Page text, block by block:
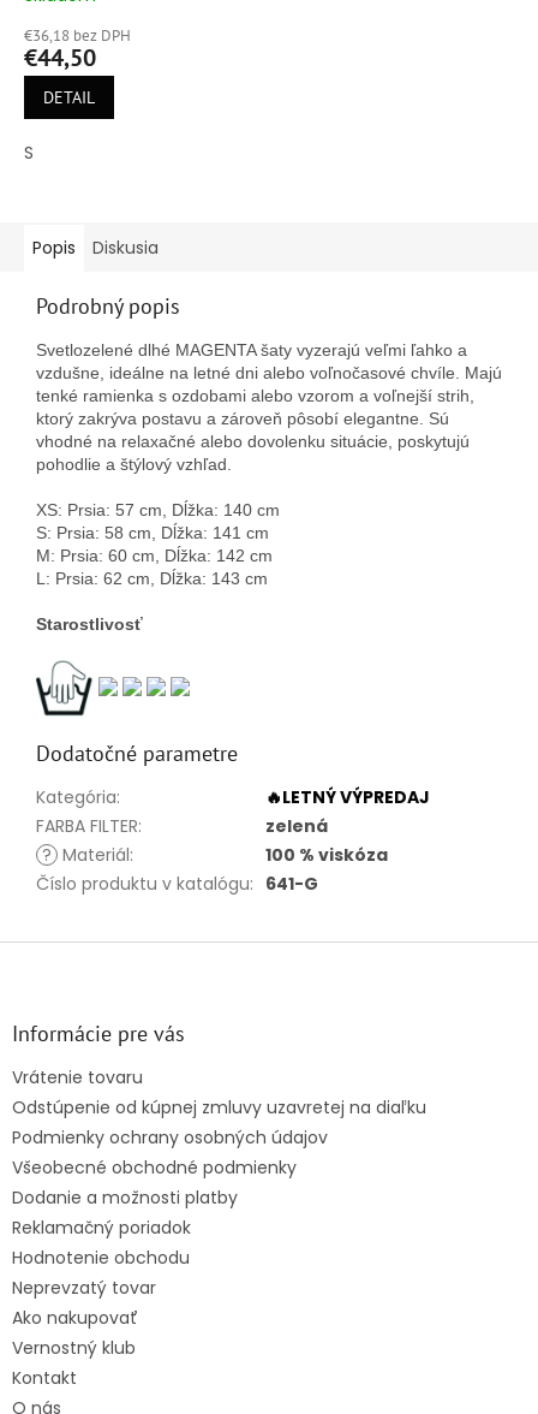
produktu
je
4,9
hviezdičiek.
€36,18 bez DPH
€44,50
DETAIL
S
Popis Diskusia
Podrobný popis
Svetlozelené dlhé MAGENTA šaty vyzerajú veľmi ľahko a
vzdušne, ideálne na letné dni alebo voľnočasové chvíle. Majú
tenké ramienka s ozdobami alebo vzorom a voľnejší strih,
ktorý zakrýva postavu a zároveň pôsobí elegantne. Sú
vhodné na relaxačné alebo dovolenku situácie, poskytujú
pohodlie a štýlový vzhľad.
XS: Prsia: 57 cm, Dĺžka: 140 cm
S: Prsia: 58 cm, Dĺžka: 141 cm
M: Prsia: 60 cm, Dĺžka: 142 cm
L: Prsia: 62 cm, Dĺžka: 143 cm
Starostlivosť
Dodatočné parametre
Kategória:
🔥LETNÝ VÝPREDAJ
FARBA FILTER:
zelená
? Materiál:
100 % viskóza
Číslo produktu v katalógu: 641-G
Z
Informácie pre vás
Vrátenie tovaru
Odstúpenie od kúpnej zmluvy uzavretej na diaľku
Podmienky ochrany osobných údajov
Všeobecné obchodné podmienky
Dodanie a možnosti platby
Reklamačný poriadok
Hodnotenie obchodu
Neprevzatý tovar
Ako nakupovať
Vernostný klub
Kontakt
O nás